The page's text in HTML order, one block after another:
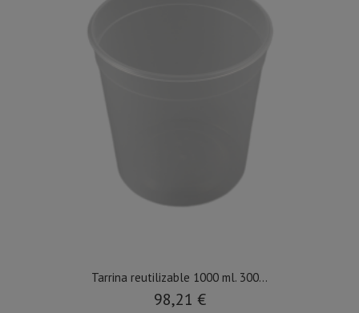
Tarrina reutilizable 1000 ml. 300...
98,21 €